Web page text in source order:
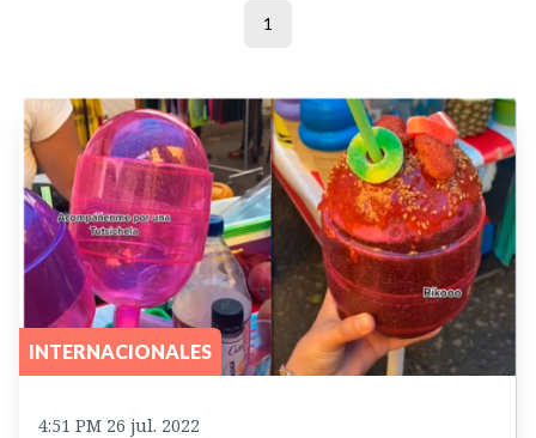
1
INTERNACIONALES
4:51 PM 26 jul. 2022